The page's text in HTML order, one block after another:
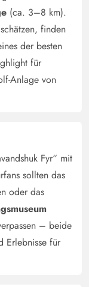
(ca. 3–8 km).
finden
der besten
für
Anlage von
Fyr“ mit
sollten das
oder das
– beide
Erlebnisse für